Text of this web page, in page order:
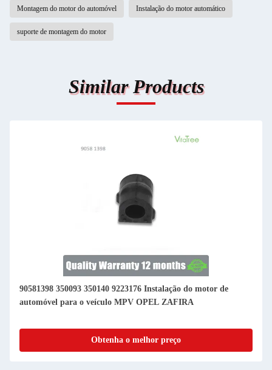
Montagem do motor do automóvel Instalação do motor automático
suporte de montagem do motor
Similar Products
90581398 350093 350140 9223176 Instalação do motor de
automóvel para o veículo MPV OPEL ZAFIRA
Obtenha o melhor preço